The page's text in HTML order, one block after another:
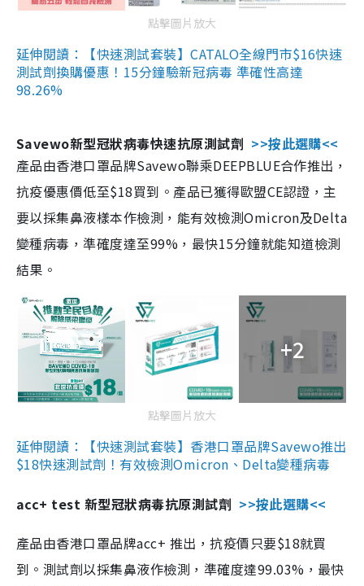
點擊圖片放大
延伸閱讀：【快速測試套裝】CATALO全線門市$16快速
測試劑換購優惠！15分鐘驗新冠病毒 準確性高達
98.26%
Savewo新型冠狀病毒快速抗原測試劑 >>按此選購<<
產品由香港口罩品牌Savewo聯乘DEEPBLUE合作推出，
抗疫優惠價低至$18買到。產品已獲得歐盟CE認證，主
要以採集鼻液樣本作檢測，能有效檢測Omicron及Delta
變種病毒，準確度達至99%，最快15分鐘就能知道檢測
結果。
+2
點擊圖片放大
延伸閱讀：【快速測試套裝】香港口罩品牌Savewo推出
$18快速測試劑！有效檢測Omicron、Delta變種病毒
acc+ test 新型冠狀病毒抗原測試劑 >>按此選購<<
產品由香港口罩品牌acc+ 推出，抗疫價只要$18就買
到。測試劑以採集鼻液作檢測，準確度達99.03%，最快